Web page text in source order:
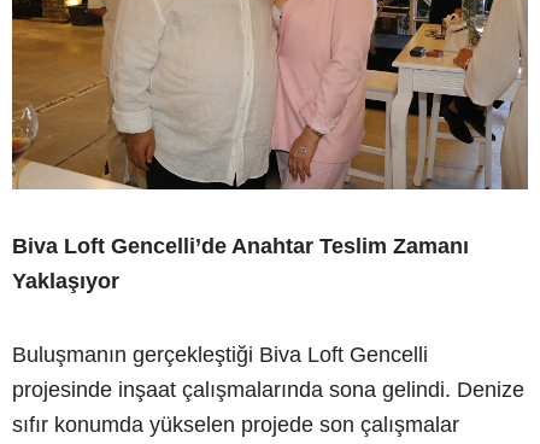
Biva Loft Gencelli’de Anahtar Teslim Zamanı
Yaklaşıyor
Buluşmanın gerçekleştiği Biva Loft Gencelli
projesinde inşaat çalışmalarında sona gelindi. Denize
sıfır konumda yükselen projede son çalışmalar